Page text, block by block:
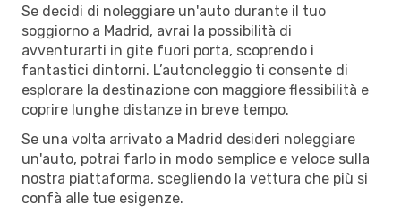
Se decidi di noleggiare un'auto durante il tuo
soggiorno a Madrid, avrai la possibilità di
avventurarti in gite fuori porta, scoprendo i
fantastici dintorni. L’autonoleggio ti consente di
esplorare la destinazione con maggiore flessibilità e
coprire lunghe distanze in breve tempo.
Se una volta arrivato a Madrid desideri noleggiare
un'auto, potrai farlo in modo semplice e veloce sulla
nostra piattaforma, scegliendo la vettura che più si
confà alle tue esigenze.